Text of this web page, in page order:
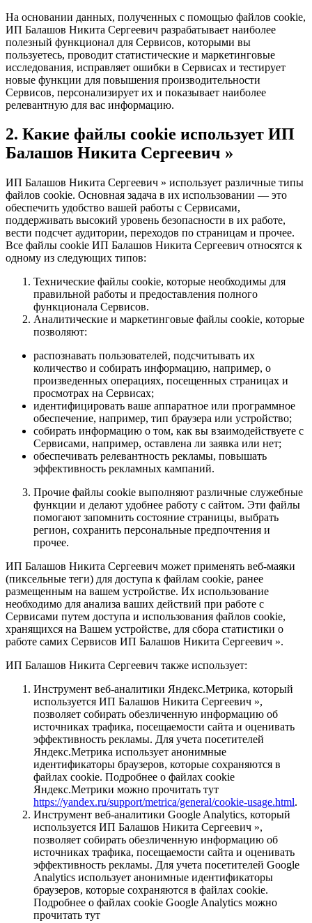
На основании данных, полученных с помощью файлов cookie,
ИП Балашов Никита Сергеевич разрабатывает наиболее
полезный функционал для Сервисов, которыми вы
пользуетесь, проводит статистические и маркетинговые
исследования, исправляет ошибки в Сервисах и тестирует
новые функции для повышения производительности
Сервисов, персонализирует их и показывает наиболее
релевантную для вас информацию.
2. Какие файлы cookie использует ИП
Балашов Никита Сергеевич »
ИП Балашов Никита Сергеевич » использует различные типы
файлов cookie. Основная задача в их использовании — это
обеспечить удобство вашей работы с Сервисами,
поддерживать высокий уровень безопасности в их работе,
вести подсчет аудитории, переходов по страницам и прочее.
Все файлы cookie ИП Балашов Никита Сергеевич относятся к
одному из следующих типов:
Технические файлы cookie, которые необходимы для
правильной работы и предоставления полного
функционала Сервисов.
Аналитические и маркетинговые файлы cookie, которые
позволяют:
распознавать пользователей, подсчитывать их
количество и собирать информацию, например, о
произведенных операциях, посещенных страницах и
просмотрах на Сервисах;
идентифицировать ваше аппаратное или программное
обеспечение, например, тип браузера или устройство;
собирать информацию о том, как вы взаимодействуете с
Сервисами, например, оставлена ли заявка или нет;
обеспечивать релевантность рекламы, повышать
эффективность рекламных кампаний.
Прочие файлы cookie выполняют различные служебные
функции и делают удобнее работу с сайтом. Эти файлы
помогают запомнить состояние страницы, выбрать
регион, сохранить персональные предпочтения и
прочее.
ИП Балашов Никита Сергеевич может применять веб-маяки
(пиксельные теги) для доступа к файлам cookie, ранее
размещенным на вашем устройстве. Их использование
необходимо для анализа ваших действий при работе с
Сервисами путем доступа и использования файлов cookie,
хранящихся на Вашем устройстве, для сбора статистики о
работе самих Сервисов ИП Балашов Никита Сергеевич ».
ИП Балашов Никита Сергеевич также использует:
Инструмент веб-аналитики Яндекс.Метрика, который
используется ИП Балашов Никита Сергеевич »,
позволяет собирать обезличенную информацию об
источниках трафика, посещаемости сайта и оценивать
эффективность рекламы. Для учета посетителей
Яндекс.Метрика использует анонимные
идентификаторы браузеров, которые сохраняются в
файлах cookie. Подробнее о файлах cookie
Яндекс.Метрики можно прочитать тут
https://yandex.ru/support/metrica/general/cookie-usage.html.
Инструмент веб-аналитики Google Analytics, который
используется ИП Балашов Никита Сергеевич »,
позволяет собирать обезличенную информацию об
источниках трафика, посещаемости сайта и оценивать
эффективность рекламы. Для учета посетителей Google
Analytics использует анонимные идентификаторы
браузеров, которые сохраняются в файлах cookie.
Подробнее о файлах cookie Google Analytics можно
прочитать тут